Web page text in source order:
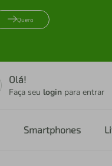
Quero
Olá!
Faça seu login para entrar
Smartphones